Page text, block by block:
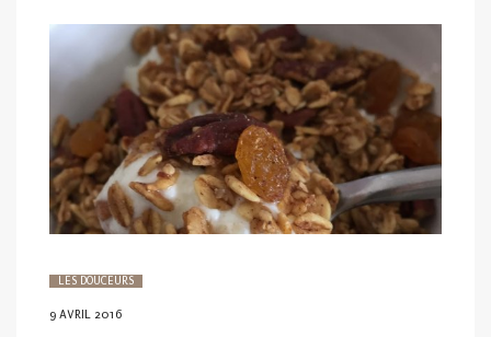
LES DOUCEURS
POSTED
9 AVRIL 2016